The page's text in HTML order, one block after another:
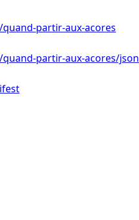
partir-aux-acores
partir-aux-acores/json